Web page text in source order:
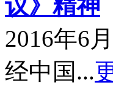
议》精神
2016年6
经中国...